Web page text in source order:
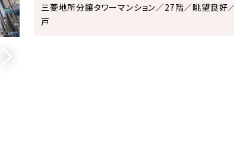
三菱地所分譲タワーマンション／27階／眺望良好
戸